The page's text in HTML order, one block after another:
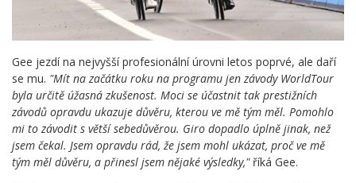
Gee jezdí na nejvyšší profesionální úrovni letos poprvé, ale daří
se mu. "Mít na začátku roku na programu jen závody WorldTour
byla určitě úžasná zkušenost. Moci se účastnit tak prestižních
závodů opravdu ukazuje důvěru, kterou ve mě tým měl. Pomohlo
mi to závodit s větší sebedůvěrou. Giro dopadlo úplně jinak, než
jsem čekal. Jsem opravdu rád, že jsem mohl ukázat, proč ve mě
tým měl důvěru, a přinesl jsem nějaké výsledky,"říká Gee.